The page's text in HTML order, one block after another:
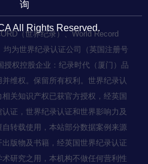
询
All Rights Reserved.
（世界纪录）、World Record
为世界纪录认证公司（英国注册号
授权控股企业：纪录时代（厦门）品
维权。保留所有权利。世界纪录认
关知识产权已获官方授权，经英国
证，世界纪录认证和世界影响力及
转载使用，本站部分数据案例来源
版物及书籍，经英国世界纪录认证
研究之用，本机构不做任何营利性